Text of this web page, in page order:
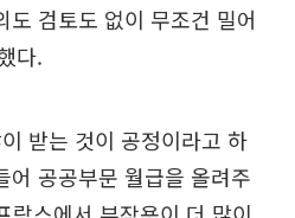
도 검토도 없이 무조건 밀어
다.
받는 것이 공정이라고 하
어 공공부문 월급을 올려주